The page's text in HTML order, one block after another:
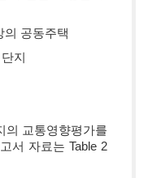
의 공동주택
지
의 교통영향평가를
서 자료는 Table 2